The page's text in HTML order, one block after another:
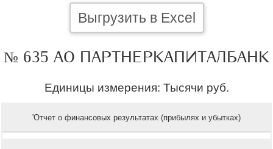
Выгрузить в Excel
№ 635 АО ПАРТНЕРКАПИТАЛБАНК
Единицы измерения: Тысячи руб.
'Отчет о финансовых результатах (прибылях и убытках)